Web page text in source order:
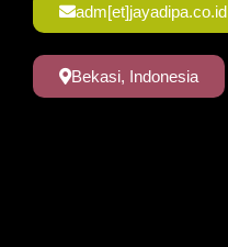
adm[et]jayadipa.co.id
Bekasi, Indonesia